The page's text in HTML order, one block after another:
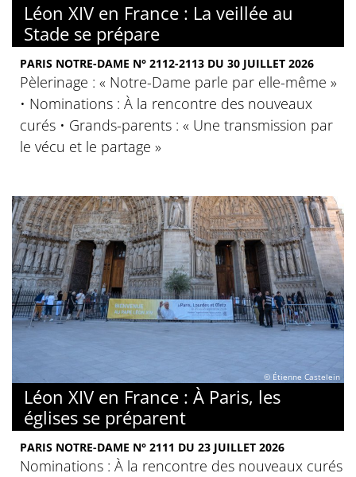
Léon XIV en France : La veillée au
Stade se prépare
PARIS NOTRE-DAME N° 2112-2113 DU 30 JUILLET 2026
Pèlerinage : « Notre-Dame parle par elle-même »
• Nominations : À la rencontre des nouveaux
curés • Grands-parents : « Une transmission par
le vécu et le partage »
© Étienne Castelein
Léon XIV en France : À Paris, les
églises se préparent
PARIS NOTRE-DAME N° 2111 DU 23 JUILLET 2026
Nominations : À la rencontre des nouveaux curés